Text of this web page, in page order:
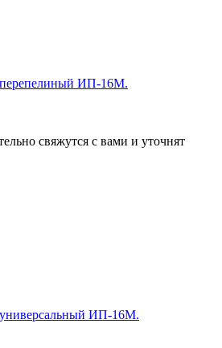
ИП-16М.
свяжутся с вами и уточнят
ИП-16М.